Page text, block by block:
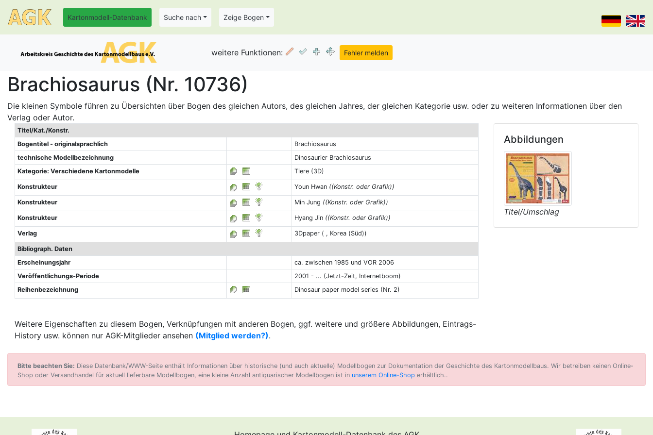
Kartonmodell-Datenbank Suche nach Zeige Bogen
weitere Funktionen:
Brachiosaurus (Nr. 10736)
Die kleinen Symbole führen zu Übersichten über Bogen des gleichen Autors, des gleichen Jahres, der gleichen Kategorie usw. oder zu weiteren Informationen über den
Verlag oder Autor.
Titel/Kat./Konstr.
Bogentitel - originalsprachlich
Brachiosaurus
technische Modellbezeichnung
Dinosaurier Brachiosaurus
Kategorie: Verschiedene Kartonmodelle
Tiere (3D)
Konstrukteur Youn Hwan ((Konstr. oder Grafik))
Konstrukteur Min Jung ((Konstr. oder Grafik))
Konstrukteur Hyang Jin ((Konstr. oder Grafik))
Verlag 3Dpaper ( , Korea (Süd))
Bibliograph. Daten
Erscheinungsjahr
ca. zwischen 1985 und VOR 2006
Veröffentlichungs-Periode
2001 - ... (Jetzt-Zeit, Internetboom)
Reihenbezeichnung
Dinosaur paper model series (Nr. 2)
Weitere Eigenschaften zu diesem Bogen, Verknüpfungen mit anderen Bogen, ggf. weitere und größere Abbildungen, Eintrags-
History usw. können nur AGK-Mitglieder ansehen (Mitglied werden?).
Abbildungen
Titel/Umschlag
Bitte beachten Sie: Diese Datenbank/WWW-Seite enthält Informationen über historische (und auch aktuelle) Modellbogen zur Dokumentation der Geschichte des Kartonmodellbaus. Wir betreiben keinen Online-
Shop oder Versandhandel für aktuell lieferbare Modellbogen, eine kleine Anzahl antiquarischer Modellbogen ist in unserem Online-Shop erhältlich..